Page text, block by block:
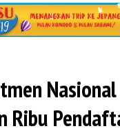
Nasional
Ribu